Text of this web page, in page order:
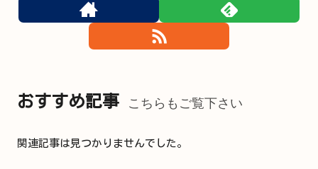
おすすめ記事 こちらもご覧下さい
関連記事は見つかりませんでした。